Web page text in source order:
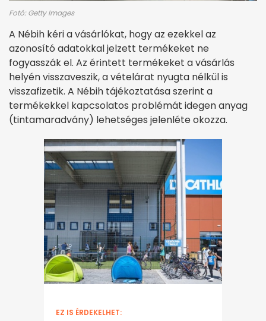
Fotó: Getty Images
A Nébih kéri a vásárlókat, hogy az ezekkel az
azonosító adatokkal jelzett termékeket ne
fogyasszák el. Az érintett termékeket a vásárlás
helyén visszaveszik, a vételárat nyugta nélkül is
visszafizetik. A Nébih tájékoztatása szerint a
termékekkel kapcsolatos problémát idegen anyag
(tintamaradvány) lehetséges jelenléte okozza.
EZ IS ÉRDEKELHET: